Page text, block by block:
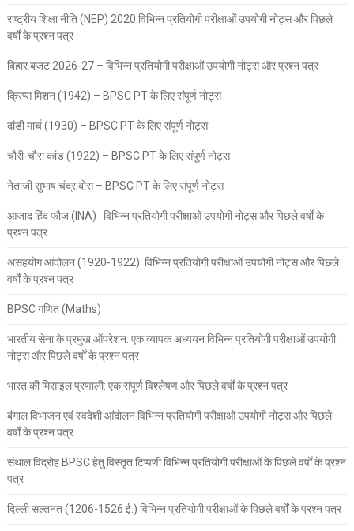
राष्ट्रीय शिक्षा नीति (NEP) 2020 विभिन्न प्रतियोगी परीक्षाओं उपयोगी नोट्स और पिछले
वर्षों के प्रश्न पत्र
बिहार बजट 2026-27 – विभिन्न प्रतियोगी परीक्षाओं उपयोगी नोट्स और प्रश्न पत्र
क्रिप्स मिशन (1942) – BPSC PT के लिए संपूर्ण नोट्स
दांडी मार्च (1930) – BPSC PT के लिए संपूर्ण नोट्स
चौरी-चौरा कांड (1922) – BPSC PT के लिए संपूर्ण नोट्स
नेताजी सुभाष चंद्र बोस – BPSC PT के लिए संपूर्ण नोट्स
आजाद हिंद फौज (INA) : विभिन्न प्रतियोगी परीक्षाओं उपयोगी नोट्स और पिछले वर्षों के
प्रश्न पत्र
असहयोग आंदोलन (1920-1922): विभिन्न प्रतियोगी परीक्षाओं उपयोगी नोट्स और पिछले
वर्षों के प्रश्न पत्र
BPSC गणित (Maths)
भारतीय सेना के प्रमुख ऑपरेशन: एक व्यापक अध्ययन विभिन्न प्रतियोगी परीक्षाओं उपयोगी
नोट्स और पिछले वर्षों के प्रश्न पत्र
भारत की मिसाइल प्रणाली: एक संपूर्ण विश्लेषण और पिछले वर्षों के प्रश्न पत्र
बंगाल विभाजन एवं स्वदेशी आंदोलन विभिन्न प्रतियोगी परीक्षाओं उपयोगी नोट्स और पिछले
वर्षों के प्रश्न पत्र
संथाल विद्रोह BPSC हेतु विस्तृत टिप्पणी विभिन्न प्रतियोगी परीक्षाओं के पिछले वर्षों के प्रश्न
पत्र
दिल्ली सल्तनत (1206-1526 ई.) विभिन्न प्रतियोगी परीक्षाओं के पिछले वर्षों के प्रश्न पत्र